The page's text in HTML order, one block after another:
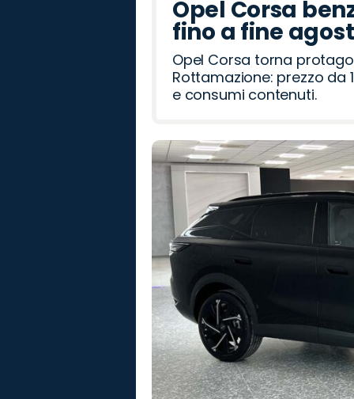
Opel Corsa
fino a fine
Opel Corsa torna
Rottamazione: prezzo da
e consumi contenuti.